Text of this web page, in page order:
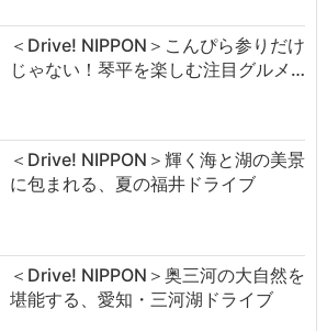
＜Drive! NIPPON＞こんぴら参りだけ
じゃない！琴平を楽しむ注目グルメ…
＜Drive! NIPPON＞輝く海と湖の美景
に包まれる、夏の福井ドライブ
＜Drive! NIPPON＞奥三河の大自然を
堪能する、愛知・三河湖ドライブ